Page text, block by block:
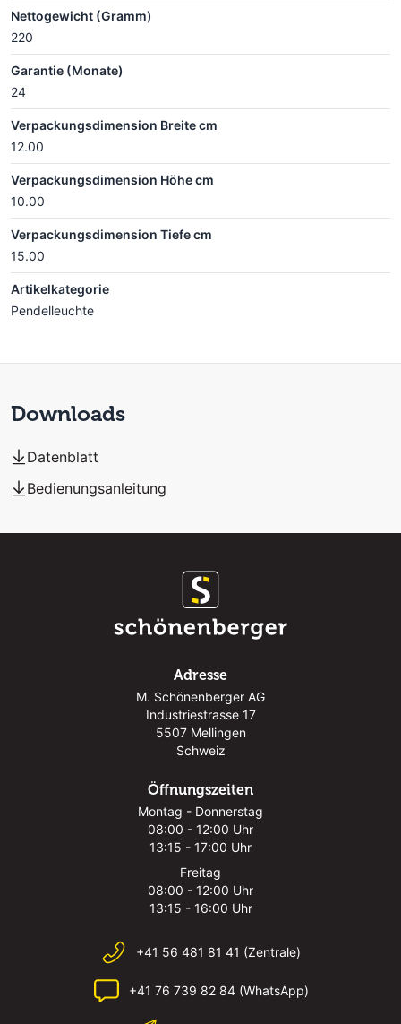
Nettogewicht (Gramm)
220
Garantie (Monate)
24
Verpackungsdimension Breite cm
12.00
Verpackungsdimension Höhe cm
10.00
Verpackungsdimension Tiefe cm
15.00
Artikelkategorie
Pendelleuchte
Downloads
Datenblatt
Bedienungsanleitung
Adresse
M. Schönenberger AG
Industriestrasse 17
5507 Mellingen
Schweiz
Öffnungszeiten
Montag - Donnerstag
08:00 - 12:00 Uhr
13:15 - 17:00 Uhr
Freitag
08:00 - 12:00 Uhr
13:15 - 16:00 Uhr
+41 56 481 81 41 (Zentrale)
+41 76 739 82 84 (WhatsApp)